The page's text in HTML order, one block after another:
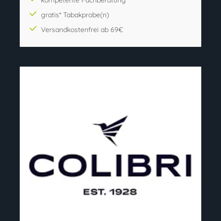
gratis* Tabakprobe(n)
Versandkostenfrei ab 69€